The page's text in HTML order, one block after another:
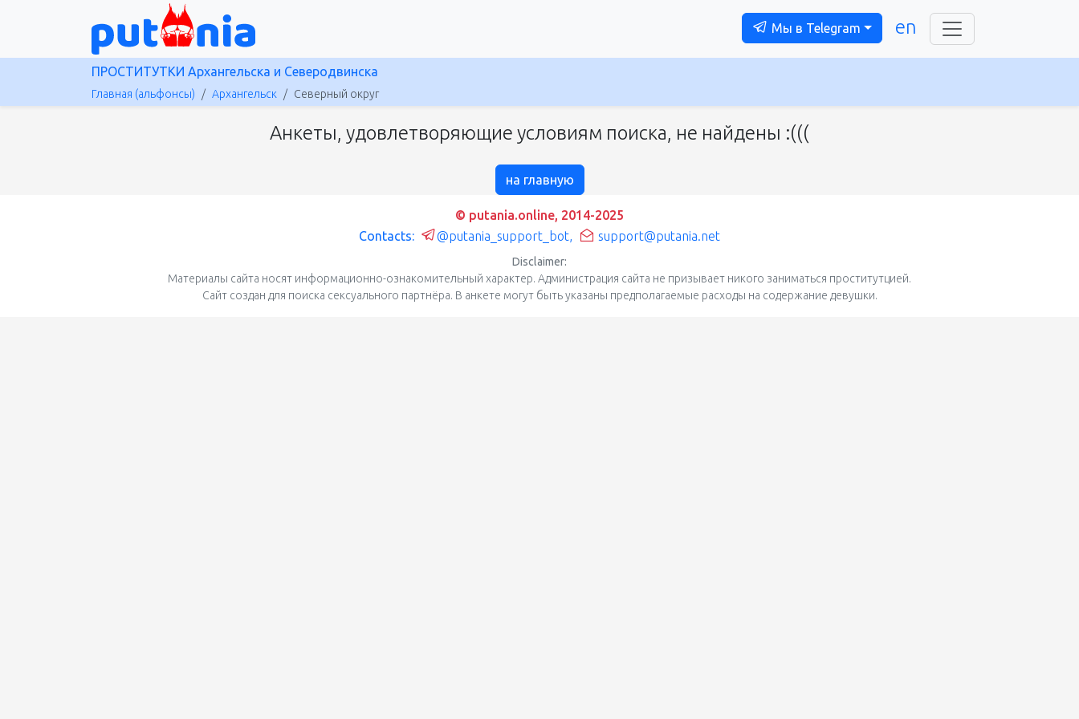
Мы в Telegram en
ПРОСТИТУТКИ Архангельска и Северодвинска
Главная (альфонсы) Архангельск Северный округ
Анкеты, удовлетворяющие условиям поиска, не найдены :(((
на главную
© putania.online, 2014-2025
Contacts:
@putania_support_bot, support@putania.net
Disclaimer:
Материалы сайта носят информационно-ознакомительный характер. Администрация сайта не призывает никого заниматься проститутцией.
Сайт создан для поиска сексуального партнёра. В анкете могут быть указаны предполагаемые расходы на содержание девушки.